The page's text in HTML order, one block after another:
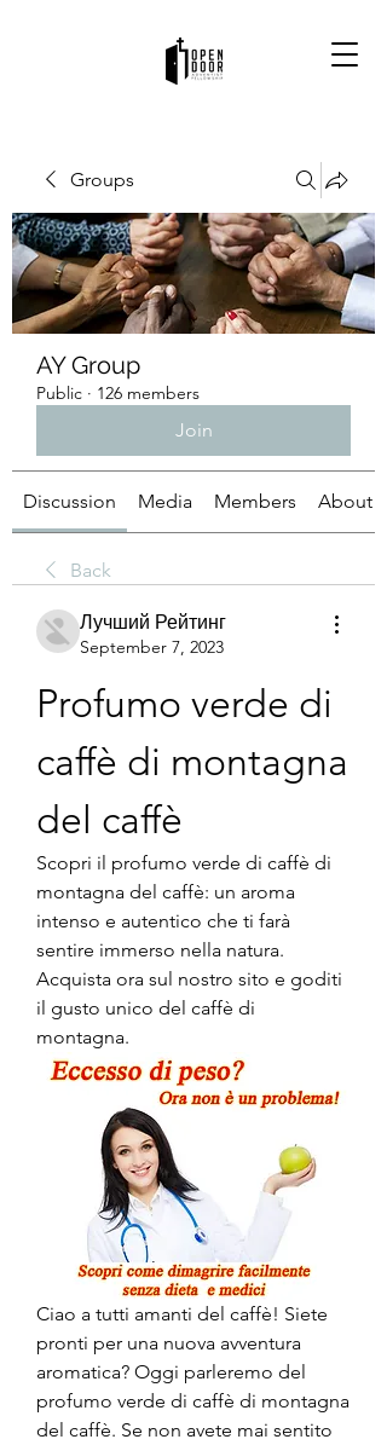
Groups
AY Group
Public · 126 members
Join
Discussion Media Members About
Back
Лучший Рейтинг
September 7, 2023
Profumo verde di
caffè di montagna
del caffè
Scopri il profumo verde di caffè di
montagna del caffè: un aroma
intenso e autentico che ti farà
sentire immerso nella natura.
Acquista ora sul nostro sito e goditi
il gusto unico del caffè di
montagna.
Ciao a tutti amanti del caffè! Siete
pronti per una nuova avventura
aromatica? Oggi parleremo del
profumo verde di caffè di montagna
del caffè. Se non avete mai sentito